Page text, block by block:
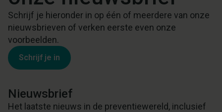
Schrijf je hieronder in op één of meerdere van onze
nieuwsbrieven of verken eerste even onze
voorbeelden.
Schrijf je in
Nieuwsbrief
Het laatste nieuws in de preventiewereld, inclusief